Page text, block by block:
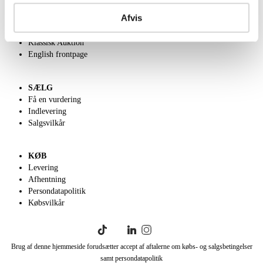
Afvis
Velgørenhed
Klassisk Auktion
English frontpage
SÆLG
Få en vurdering
Indlevering
Salgsvilkår
KØB
Levering
Afhentning
Persondatapolitik
Købsvilkår
Brug af denne hjemmeside forudsætter accept af aftalerne om købs- og salgsbetingelser
samt persondatapolitik